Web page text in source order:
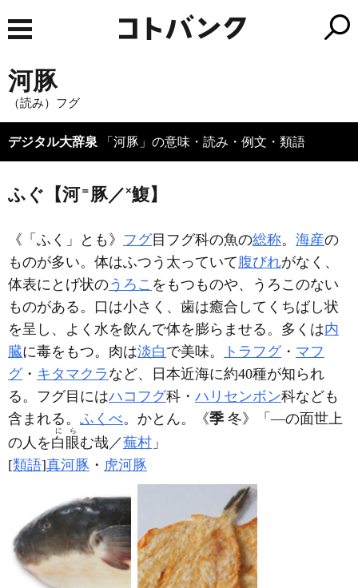
河豚
（読み）フグ
デジタル大辞泉 「河豚」の意味・読み・例文・類語
ふぐ【河＝ 豚／×鰒】
《「ふく」とも》 フグ目フグ科の魚の総称。 海産の
ものが多い。体はふつう太っていて腹びれがなく、
体表にとげ状のうろこ をもつものや、うろこのない
ものがある。口は小さく、歯は癒合してくちばし状
を呈し、よく水を飲んで体を膨らませる。多くは内
臓に毒をもつ。肉は淡白 で美味。 トラフグ・ マフ
グ・ キタマクラ など、日本近海に約40種が知られ
る。フグ目にはハコフグ科・ ハリセンボン科なども
含まれる。 ふくべ。かとん。 《季 冬》
「―の面世上
の人を白眼
にら
む哉／蕪村 」
[類語]真河豚 ・ 虎河豚